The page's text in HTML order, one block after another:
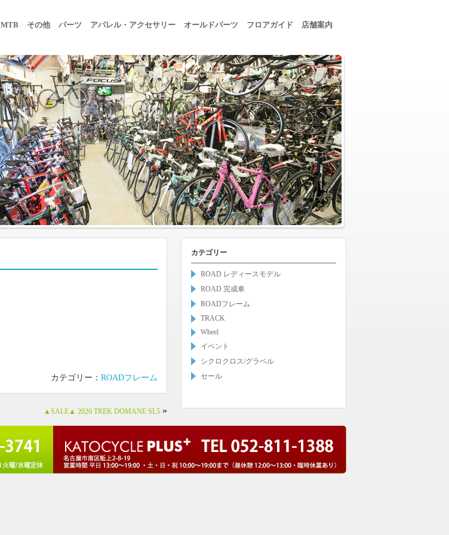
MTB その他 パーツ アパレル・アクセサリー オールドパーツ フロアガイド 店舗案内
カテゴリー： ROADフレーム
▲SALE▲ 2026 TREK DOMANE SL5 »
カテゴリー
ROAD レディースモデル
ROAD 完成車
ROADフレーム
TRACK
Wheel
イベント
シクロクロス/グラベル
セール